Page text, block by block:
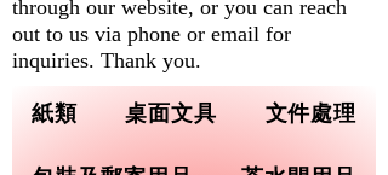
紙類 桌面文具 文件處理
through our website, or you can reach
out to us via phone or email for
inquiries. Thank you.